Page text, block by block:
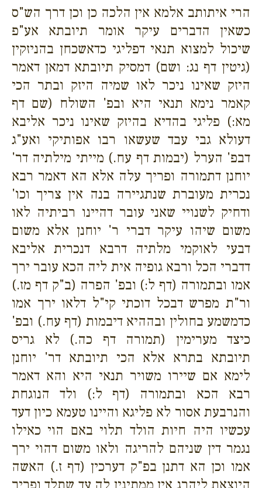
הרי איתותב אלמא אין הלכה כן וכן דרך הש"ס
כשאין הדברים עיקר אומר תיובתא אע"פ
שיכול למצוא תנאי דפליגי כדאשכחן בהניזקין
(גיטין דף נג: ושם) דמסיק תיובתא דמאן דאמר
היזק שאינו ניכר לאו שמיה היזק ובתר הכי
קאמר נימא תנאי היא ובפ' השולח (שם דף
מא:) פליגי בהדיא בהיזק שאינו ניכר אליבא
דעולא גבי עבד שעשאו רבו אפותיקי ואע"ג
דבפ' הערל (יבמות דף עח.) מייתי מילתיה דר'
יוחנן דתמורה ופריך עלה אלא הא דאמר רבא
נכרית מעוברת שנתגיירה בנה אין צריך וכו'
ודחיק לשנויי שאני עובר דהיינו רביתיה לאו
משום שיהו עיקר דברי ר' יוחנן אלא משום
דבעי לאוקמי מלתיה דרבא דנכרית אליבא
דדברי הכל ורבא גופיה אית ליה הכא עובר ירך
אמו ובתמורה (דף ל:) ובפ' הפרה (ב"ק דף מז.)
ור"ת מפרש דבכל דוכתי קי"ל דלאו ירך אמו
כדמשמע בחולין ובההיא דיבמות (דף עח.) ובפ'
כיצד מערימין (תמורה דף כה.) לא גריס
תיובתא בתרא אלא הכי תיובתא דר' יוחנן
לימא אם שיירו משויר תנאי היא והא דאמר
רבא הכא ובתמורה (דף ל:) ולד הנוגחת
והנרבעת אסור לא פליגא והיינו טעמא כיון דעד
עכשיו היה חיות הולד תלוי באם הוי כאילו
נגמר דין שניהם להריגה ולאו משום דהוי ירך
אמו וכן הא דתנן בפ"ק דערכין (דף ז.) האשה